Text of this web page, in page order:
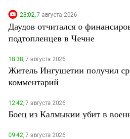
23:02,7 августа 2026
Даудов отчитался о
подтопленцев в Чечне
18:38,7 августа 2026
Житель Ингушетии получил
комментарий
12:42,7 августа 2026
Боец из Калмыкии убит в
09:42,7 августа 2026